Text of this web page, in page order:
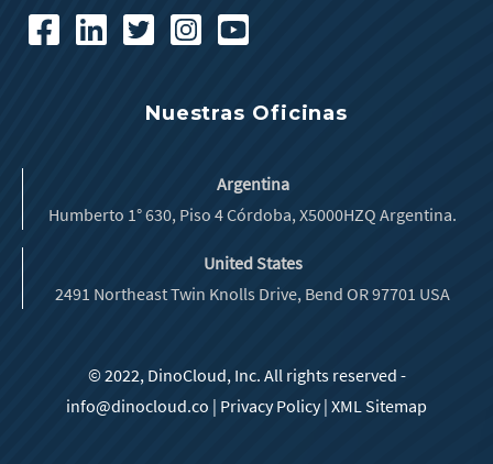
Nuestras Oficinas
Argentina
Humberto 1° 630, Piso 4 Córdoba, X5000HZQ Argentina.
United States
2491 Northeast Twin Knolls Drive, Bend OR 97701 USA
© 2022, DinoCloud, Inc. All rights reserved -
info@dinocloud.co | Privacy Policy| XML Sitemap